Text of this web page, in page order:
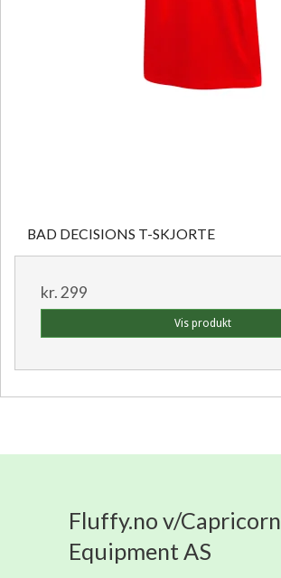
BAD DECISIONS T-SKJORTE
kr. 299
Vis produkt
Fluffy.no v/Capricorn
Equipment AS